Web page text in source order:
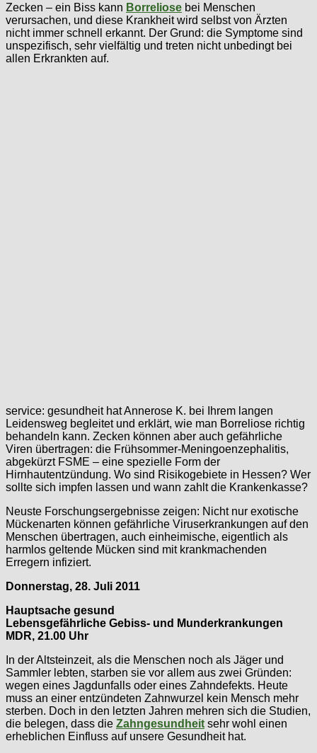
Zecken – ein Biss kann Borreliose bei Menschen
verursachen, und diese Krankheit wird selbst von Ärzten
nicht immer schnell erkannt. Der Grund: die Symptome sind
unspezifisch, sehr vielfältig und treten nicht unbedingt bei
allen Erkrankten auf.
service: gesundheit hat Annerose K. bei Ihrem langen
Leidensweg begleitet und erklärt, wie man Borreliose richtig
behandeln kann. Zecken können aber auch gefährliche
Viren übertragen: die Frühsommer-Meningoenzephalitis,
abgekürzt FSME – eine spezielle Form der
Hirnhautentzündung. Wo sind Risikogebiete in Hessen? Wer
sollte sich impfen lassen und wann zahlt die Krankenkasse?
Neuste Forschungsergebnisse zeigen: Nicht nur exotische
Mückenarten können gefährliche Viruserkrankungen auf den
Menschen übertragen, auch einheimische, eigentlich als
harmlos geltende Mücken sind mit krankmachenden
Erregern infiziert.
Donnerstag, 28. Juli 2011
Hauptsache gesund
Lebensgefährliche Gebiss- und Munderkrankungen
MDR, 21.00 Uhr
In der Altsteinzeit, als die Menschen noch als Jäger und
Sammler lebten, starben sie vor allem aus zwei Gründen:
wegen eines Jagdunfalls oder eines Zahndefekts. Heute
muss an einer entzündeten Zahnwurzel kein Mensch mehr
sterben. Doch in den letzten Jahren mehren sich die Studien,
die belegen, dass die Zahngesundheit sehr wohl einen
erheblichen Einfluss auf unsere Gesundheit hat.